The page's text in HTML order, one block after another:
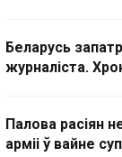
Беларусь
журналіста.
Палова расіян
арміі ў вайне